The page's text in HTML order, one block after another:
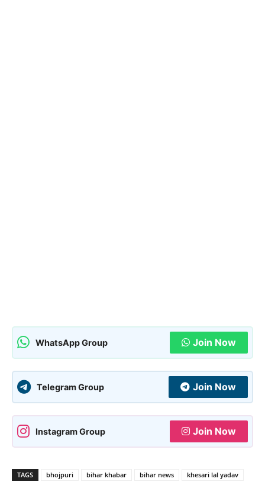
WhatsApp Group Join Now
Telegram Group Join Now
Instagram Group Join Now
TAGS bhojpuri bihar khabar bihar news khesari lal yadav